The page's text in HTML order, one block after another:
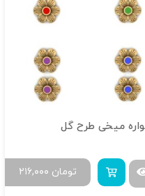
میخی طرح گل
۲۱۶,۰۰۰ تومان